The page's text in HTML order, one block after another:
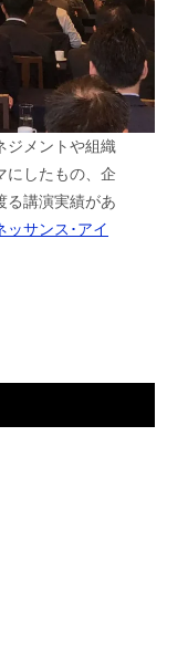
ジメントや組織
にしたもの、企
る講演実績があ
ッサンス･アイ